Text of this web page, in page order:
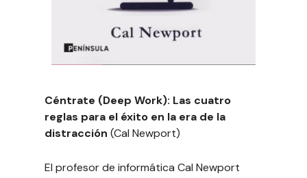
Céntrate (Deep Work): Las cuatro
reglas para el éxito en la era de la
distracción (Cal Newport)
El profesor de informática Cal Newport